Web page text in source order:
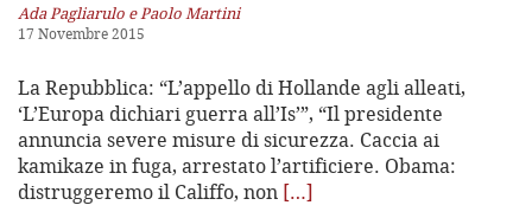
Ada Pagliarulo e Paolo Martini
17 Novembre 2015
La Repubblica: “L’appello di Hollande agli alleati,
‘L’Europa dichiari guerra all’Is’”, “Il presidente
annuncia severe misure di sicurezza. Caccia ai
kamikaze in fuga, arrestato l’artificiere. Obama:
distruggeremo il Califfo, non […]